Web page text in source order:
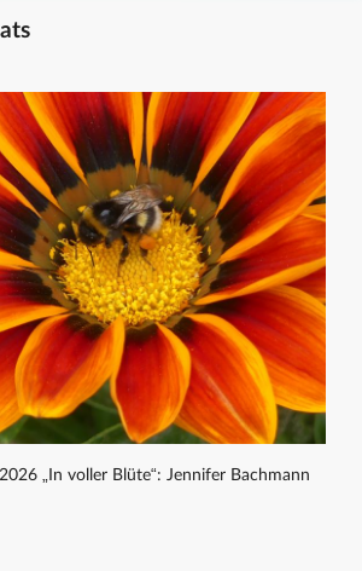
„In voller Blüte“: Jennifer Bachmann